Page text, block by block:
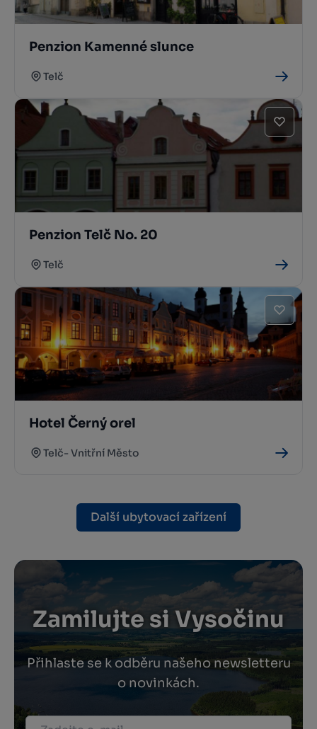
Penzion Kamenné slunce
Telč
Penzion Telč No. 20
Telč
Hotel Černý orel
Telč- Vnitřní Město
Další ubytovací zařízení
Zamilujte si Vysočinu
Přihlaste se k odběru našeho newsletteru
o novinkách.